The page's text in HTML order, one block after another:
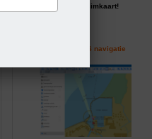
kosten of simkaart!
Perfecte GPS navigatie